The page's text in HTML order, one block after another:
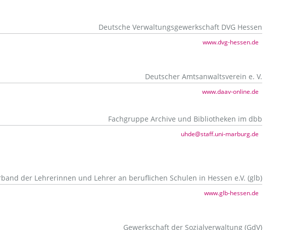
Deutsche Verwaltungsgewerkschaft DVG Hessen
www.dvg-hessen.de
Deutscher Amtsanwaltsverein e. V.
www.daav-online.de
Fachgruppe Archive und Bibliotheken im dbb
uhde@staff.uni-marburg.de
der Lehrerinnen und Lehrer an beruflichen Schulen in Hessen e.V. (glb)
www.glb-hessen.de
Gewerkschaft der Sozialverwaltung (GdV)